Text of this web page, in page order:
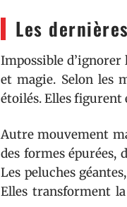
Les
Impossible d’ignorer
et magie. Selon les
étoilés. Elles figurent
Autre mouvement
des formes épurées,
Les peluches
Elles transforment